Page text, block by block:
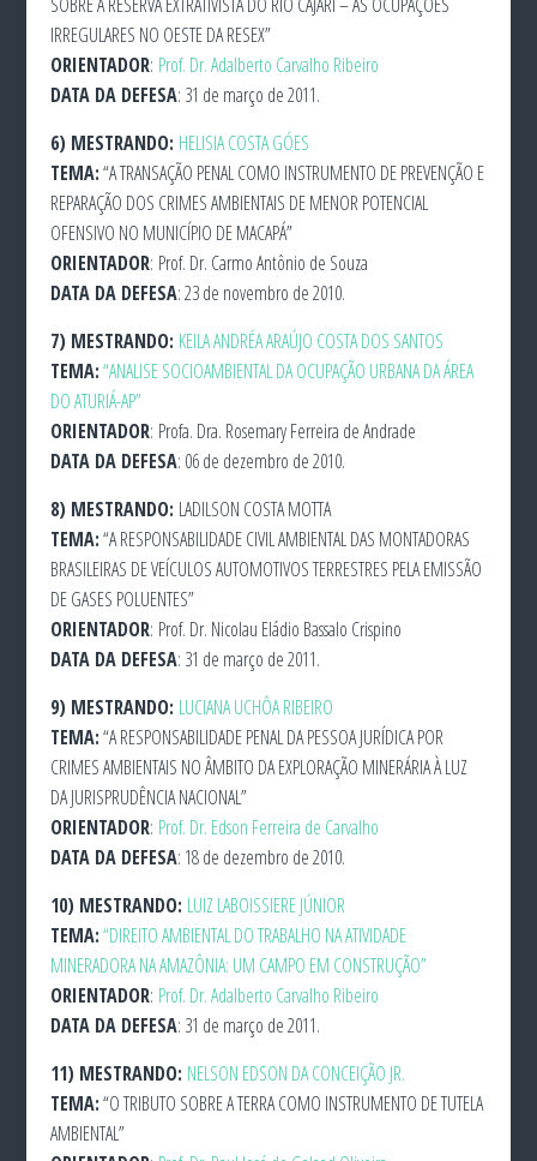
IRREGULARES NO OESTE DA RESEX”
ORIENTADOR: Prof. Dr. Adalberto Carvalho Ribeiro
DATA DA DEFESA: 31 de março de 2011.
6) MESTRANDO: HELISIA COSTA GÓES
TEMA:“A TRANSAÇÃO PENAL COMO INSTRUMENTO DE PREVENÇÃO E
REPARAÇÃO DOS CRIMES AMBIENTAIS DE MENOR POTENCIAL
OFENSIVO NO MUNICÍPIO DE MACAPÁ”
ORIENTADOR: Prof. Dr. Carmo Antônio de Souza
DATA DA DEFESA: 23 de novembro de 2010.
7) MESTRANDO: KEILA ANDRÉA ARAÚJO COSTA DOS SANTOS
TEMA: “ANALISE SOCIOAMBIENTAL DA OCUPAÇÃO URBANA DA ÁREA
DO ATURIÁ-AP”
ORIENTADOR: Profa. Dra. Rosemary Ferreira de Andrade
DATA DA DEFESA: 06 de dezembro de 2010.
8) MESTRANDO: LADILSON COSTA MOTTA
TEMA:“A RESPONSABILIDADE CIVIL AMBIENTAL DAS MONTADORAS
BRASILEIRAS DE VEÍCULOS AUTOMOTIVOS TERRESTRES PELA EMISSÃO
DE GASES POLUENTES”
ORIENTADOR: Prof. Dr. Nicolau Eládio Bassalo Crispino
DATA DA DEFESA: 31 de março de 2011.
9) MESTRANDO: LUCIANA UCHÔA RIBEIRO
TEMA:“A RESPONSABILIDADE PENAL DA PESSOA JURÍDICA POR
CRIMES AMBIENTAIS NO ÂMBITO DA EXPLORAÇÃO MINERÁRIA À LUZ
DA JURISPRUDÊNCIA NACIONAL”
ORIENTADOR: Prof. Dr. Edson Ferreira de Carvalho
DATA DA DEFESA: 18 de dezembro de 2010.
10) MESTRANDO: LUIZ LABOISSIERE JÚNIOR
TEMA: “DIREITO AMBIENTAL DO TRABALHO NA ATIVIDADE
MINERADORA NA AMAZÔNIA: UM CAMPO EM CONSTRUÇÃO”
ORIENTADOR: Prof. Dr. Adalberto Carvalho Ribeiro
DATA DA DEFESA: 31 de março de 2011.
11) MESTRANDO: NELSON EDSON DA CONCEIÇÃO JR.
TEMA:“O TRIBUTO SOBRE A TERRA COMO INSTRUMENTO DE TUTELA
AMBIENTAL”